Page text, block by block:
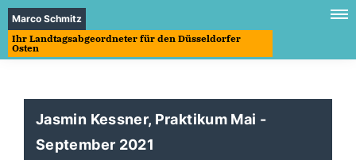
Marco Schmitz
Ihr Landtagsabgeordneter für den Düsseldorfer
Osten
Jasmin Kessner, Praktikum Mai -
September 2021